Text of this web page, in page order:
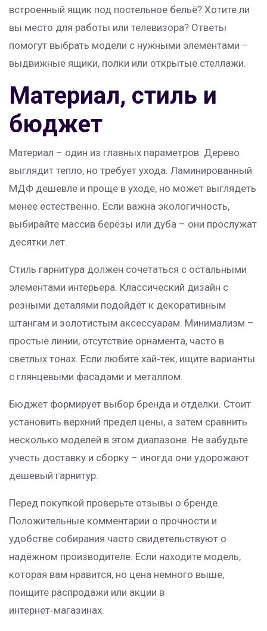
встроенный ящик под постельное бельё? Хотите ли
вы место для работы или телевизора? Ответы
помогут выбрать модели с нужными элементами –
выдвижные ящики, полки или открытые стеллажи.
Материал, стиль и
бюджет
Материал – один из главных параметров. Дерево
выглядит тепло, но требует ухода. Ламинированный
МДФ дешевле и проще в уходе, но может выглядеть
менее естественно. Если важна экологичность,
выбирайте массив берёзы или дуба – они прослужат
десятки лет.
Стиль гарнитура должен сочетаться с остальными
элементами интерьера. Классический дизайн с
резными деталями подойдёт к декоративным
штангам и золотистым аксессуарам. Минимализм –
простые линии, отсутствие орнамента, часто в
светлых тонах. Если любите хай‑тек, ищите варианты
с глянцевыми фасадами и металлом.
Бюджет формирует выбор бренда и отделки. Стоит
установить верхний предел цены, а затем сравнить
несколько моделей в этом диапазоне. Не забудьте
учесть доставку и сборку – иногда они удорожают
дешевый гарнитур.
Перед покупкой проверьте отзывы о бренде.
Положительные комментарии о прочности и
удобстве собирания часто свидетельствуют о
надёжном производителе. Если находите модель,
которая вам нравится, но цена немного выше,
поищите распродажи или акции в
интернет‑магазинах.